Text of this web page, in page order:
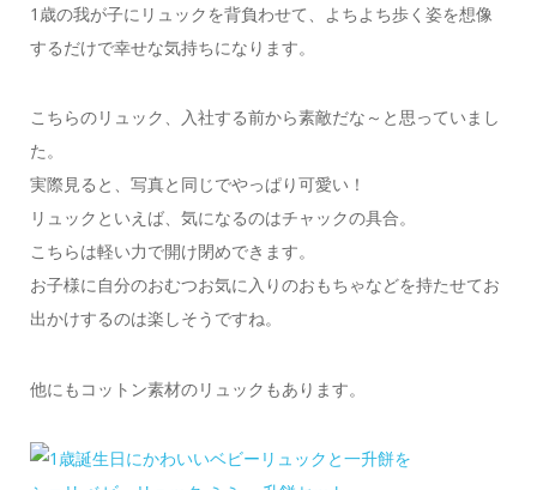
1歳の我が子にリュックを背負わせて、よちよち歩く姿を想像
するだけで幸せな気持ちになります。
こちらのリュック、入社する前から素敵だな～と思っていまし
た。
実際見ると、写真と同じでやっぱり可愛い！
リュックといえば、気になるのはチャックの具合。
こちらは軽い力で開け閉めできます。
お子様に自分のおむつお気に入りのおもちゃなどを持たせてお
出かけするのは楽しそうですね。
他にもコットン素材のリュックもあります。